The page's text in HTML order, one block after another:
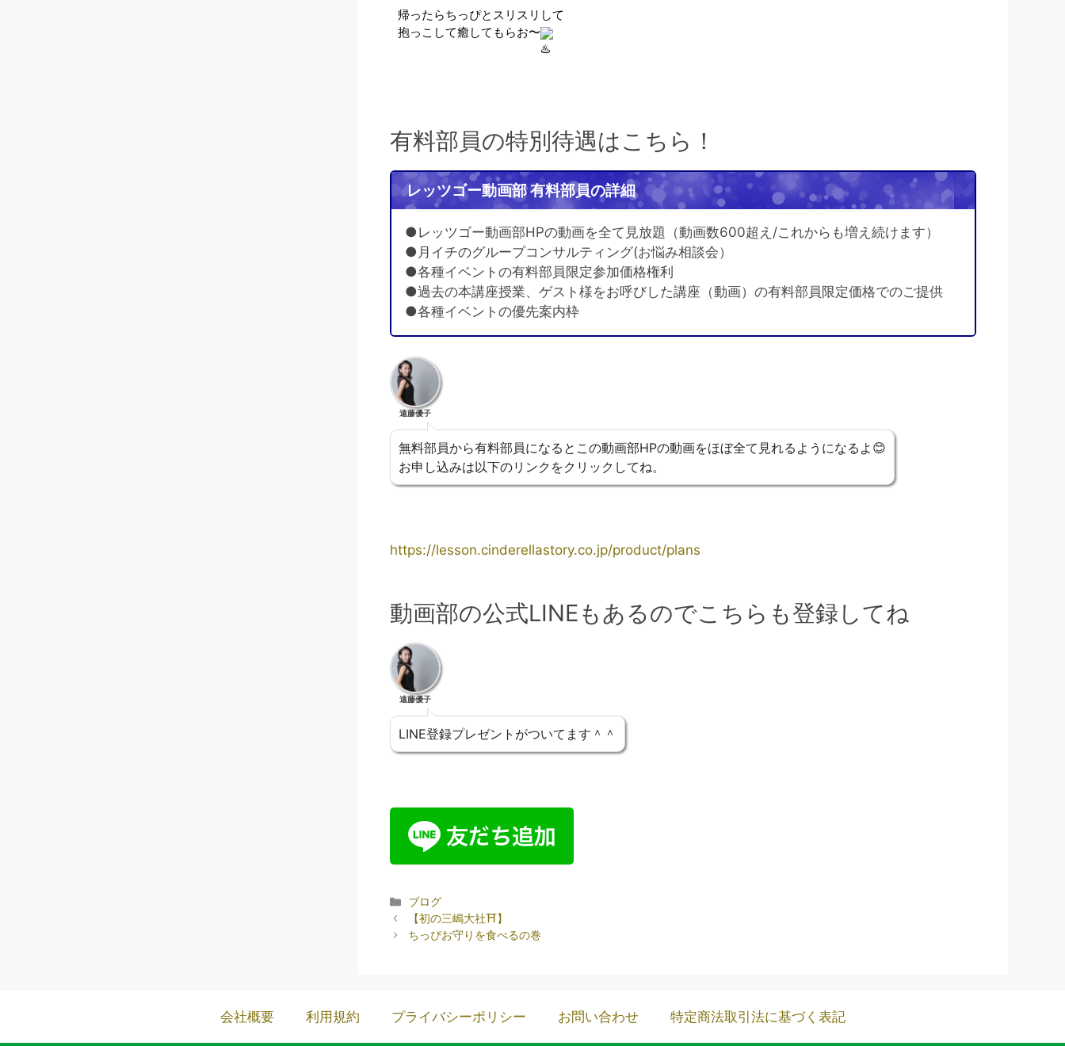
帰ったらちっぴとスリスリして
抱っこして癒してもらお〜
有料部員の特別待遇はこちら！
レッツゴー動画部 有料部員の詳細
●レッツゴー動画部HPの動画を全て見放題（動画数600超え/これからも増え続けます）
●月イチのグループコンサルティング(お悩み相談会）
●各種イベントの有料部員限定参加価格権利
●過去の本講座授業、ゲスト様をお呼びした講座（動画）の有料部員限定価格でのご提供
●各種イベントの優先案内枠
遠藤優子
無料部員から有料部員になるとこの動画部HPの動画をほぼ全て見れるようになるよ😊
お申し込みは以下のリンクをクリックしてね。
https://lesson.cinderellastory.co.jp/product/plans
動画部の公式LINEもあるのでこちらも登録してね
遠藤優子
LINE登録プレゼントがついてます＾＾
ブログ
【初の三嶋大社⛩️】
ちっぴお守りを食べるの巻
会社概要 利用規約 プライバシーポリシー お問い合わせ 特定商法取引法に基づく表記